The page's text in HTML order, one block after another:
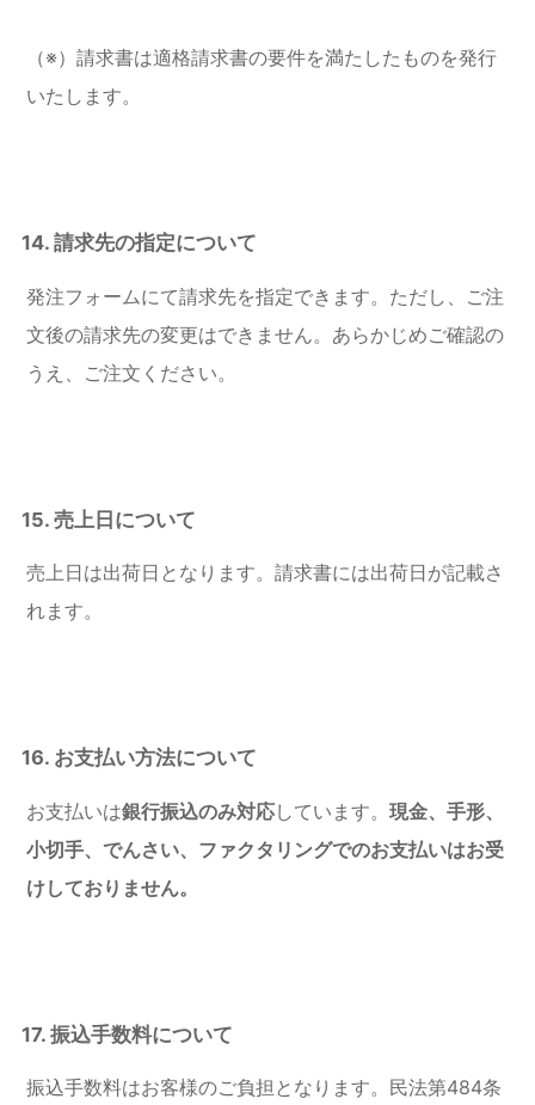
（※）請求書は適格請求書の要件を満たしたものを発行
いたします。
14. 請求先の指定について
発注フォームにて請求先を指定できます。ただし、ご注
文後の請求先の変更はできません。あらかじめご確認の
うえ、ご注文ください。
15. 売上日について
売上日は出荷日となります。請求書には出荷日が記載さ
れます。
16. お支払い方法について
お支払いは銀行振込のみ対応しています。 現金、手形、
小切手、でんさい、ファクタリングでのお支払いはお受
けしておりません。
17. 振込手数料について
振込手数料はお客様のご負担となります。民法第484条